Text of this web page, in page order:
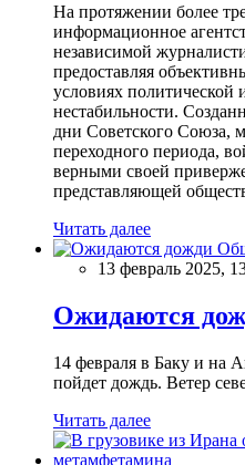
На протяжении более
информационное
независимой
предоставляя
условиях политической
нестабильности.
дни Советского Союза,
переходного периода,
верными своей
представляющей
Читать далее
13 февраль 2025,
Ожидаются
14 февраля в Баку и на
пойдет дождь. Ветер
Читать далее